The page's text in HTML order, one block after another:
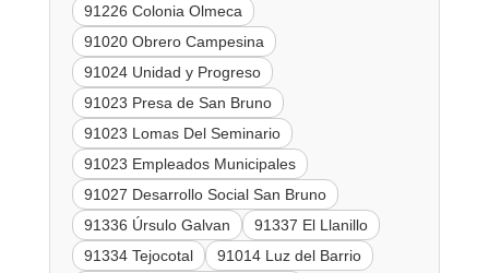
91226 Colonia Olmeca
91020 Obrero Campesina
91024 Unidad y Progreso
91023 Presa de San Bruno
91023 Lomas Del Seminario
91023 Empleados Municipales
91027 Desarrollo Social San Bruno
91336 Úrsulo Galvan
91337 El Llanillo
91334 Tejocotal
91014 Luz del Barrio